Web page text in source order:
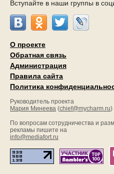
Вступайте в наши группы в
О проекте
Обратная связь
Администрация
Правила сайта
Политика
Руководитель проекта
Мария Минеева (chief@mycharm.ru)
По вопросам сотрудничества и
рекламы пишите на
info@mediafort.ru